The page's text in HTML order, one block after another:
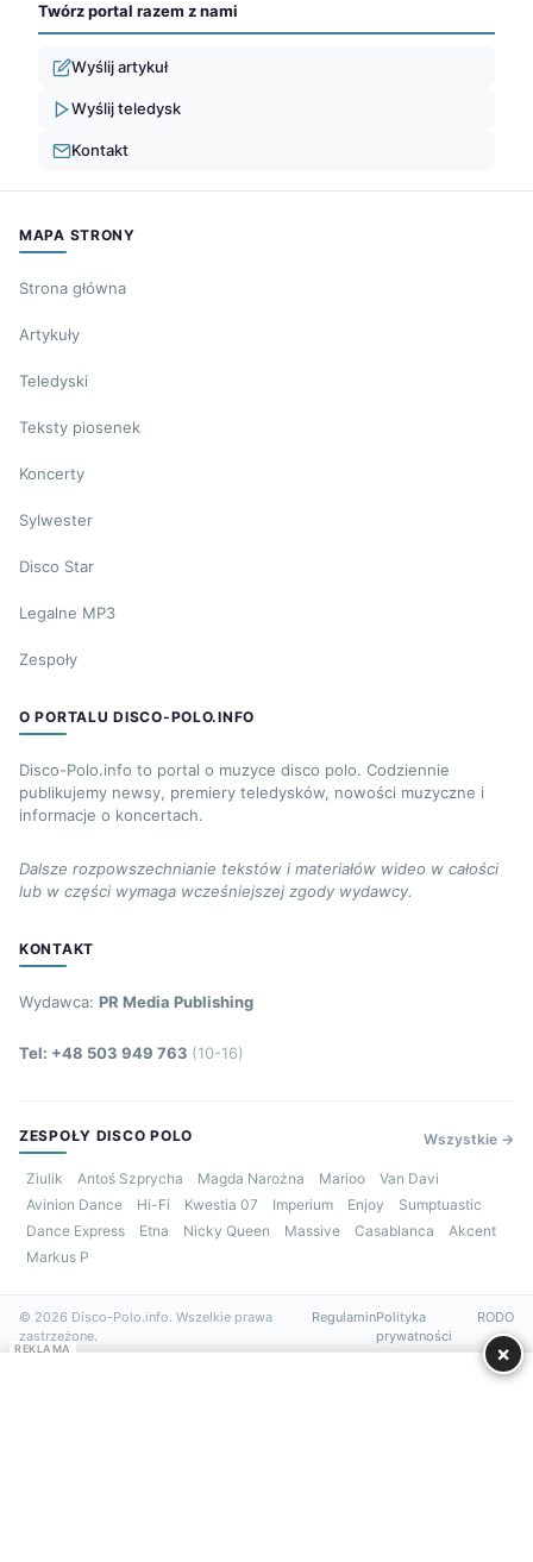
Twórz portal razem z nami
Wyślij artykuł
Wyślij teledysk
Kontakt
MAPA STRONY
Strona główna
Artykuły
Teledyski
Teksty piosenek
Koncerty
Sylwester
Disco Star
Legalne MP3
Zespoły
O PORTALU DISCO-POLO.INFO
Disco-Polo.info to portal o muzyce disco polo. Codziennie
publikujemy newsy, premiery teledysków, nowości muzyczne i
informacje o koncertach.
Dalsze rozpowszechnianie tekstów i materiałów wideo w całości
lub w części wymaga wcześniejszej zgody wydawcy.
KONTAKT
Wydawca: PR Media Publishing
Tel: +48 503 949 763 (10-16)
ZESPOŁY DISCO POLO Wszystkie →
Ziulik Antoś Szprycha Magda Narożna Marioo
Van Davi
Avinion Dance
Hi-Fi Kwestia 07 Imperium Enjoy
Sumptuastic
Dance Express
Etna Nicky Queen Massive Casablanca
Akcent
Markus P
© 2026 Disco-Polo.info. Wszelkie prawa
zastrzeżone.
RegulaminPolityka
prywatności
RODO
REKLAMA ×